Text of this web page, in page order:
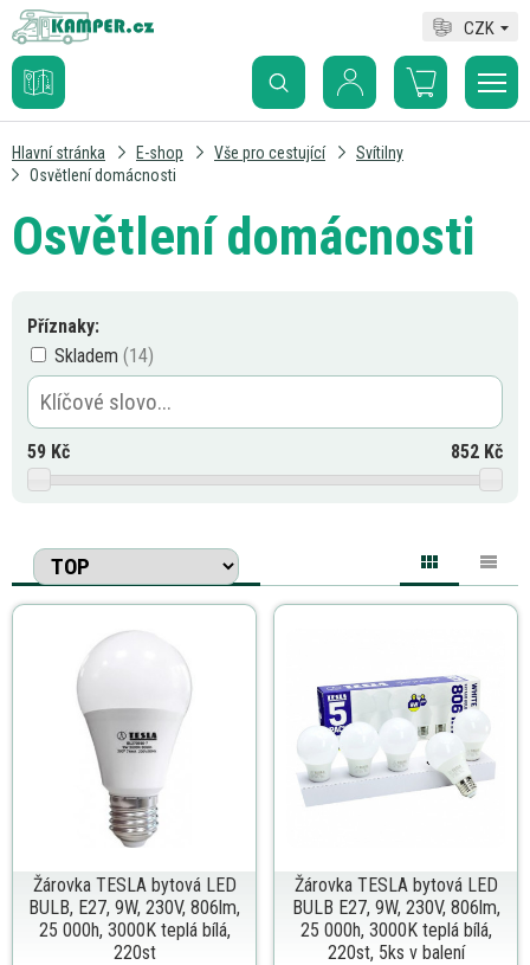
CZK
Hlavní stránka E-shop Vše pro cestující
Svítilny
Osvětlení domácnosti
Osvětlení domácnosti
Příznaky:
Skladem
59 Kč 852 Kč
Žárovka TESLA bytová LED
BULB, E27, 9W, 230V, 806lm,
25 000h, 3000K teplá bílá,
220st
Žárovka TESLA bytová LED
BULB E27, 9W, 230V, 806lm,
25 000h, 3000K teplá bílá,
220st, 5ks v balení